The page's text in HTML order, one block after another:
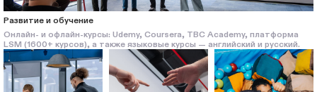
Развитие и обучение
Онлайн- и офлайн-курсы: Udemy, Coursera, TBC Academy, платформа
LSM (1600+ курсов), а также языковые курсы — английский и русский.